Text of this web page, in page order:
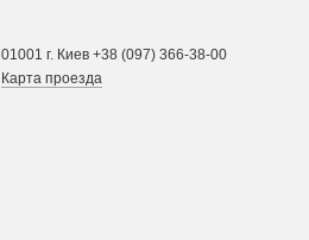
01001 г. Киев +38 (097) 366-38-00
Карта проезда